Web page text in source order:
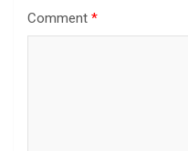
Comment *